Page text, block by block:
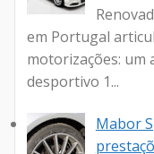
em Portugal
motorizações: um
desportivo 1...
Mabor